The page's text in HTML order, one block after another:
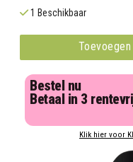
1 Beschikbaar
Bestel nu
Betaal in 3
Klik hier voor